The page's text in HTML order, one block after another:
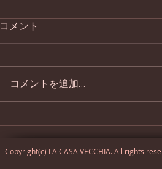
処暑の器
コメント
コメントを追加…
Copyright(c) LA CASA VECCHIA. All rights